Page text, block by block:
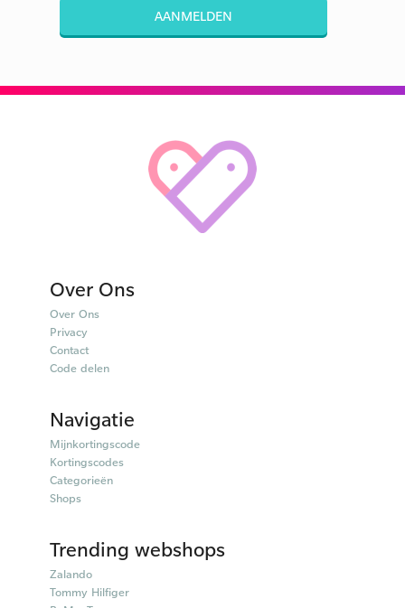
AANMELDEN
Over Ons
Over Ons
Privacy
Contact
Code delen
Navigatie
Mijnkortingscode
Kortingscodes
Categorieën
Shops
Trending webshops
Zalando
Tommy Hilfiger